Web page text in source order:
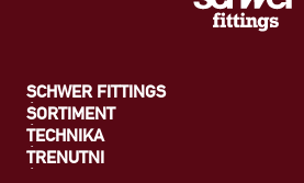
SCHWER FITTINGS
SORTIMENT
TECHNIKA
TRENUTNI